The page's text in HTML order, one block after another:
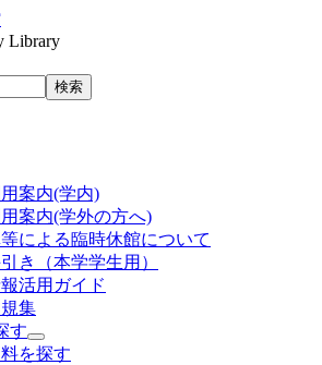
Library
検索
案内(学内)
案内(学外の方へ)
による臨時休館について
き（本学学生用）
活用ガイド
集
す
を探す